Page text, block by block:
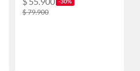
$ 79.900